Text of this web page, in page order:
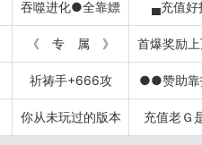
吞噬进化●全靠嫖 ▄充值好
《 专 属 》 首爆奖励
祈祷手+666攻 ●●赞助
你从未玩过的版本 充值老Ｇ